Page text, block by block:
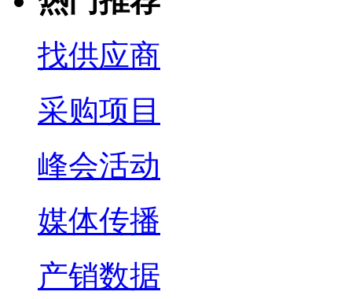
找供应商
采购项目
峰会活动
媒体传播
产销数据